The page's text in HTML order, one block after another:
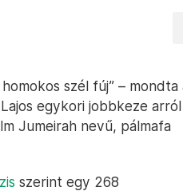
szél fúj” – mondta
egykori jobbkeze
Jumeirah nevű, pálmafa
szerint egy 268